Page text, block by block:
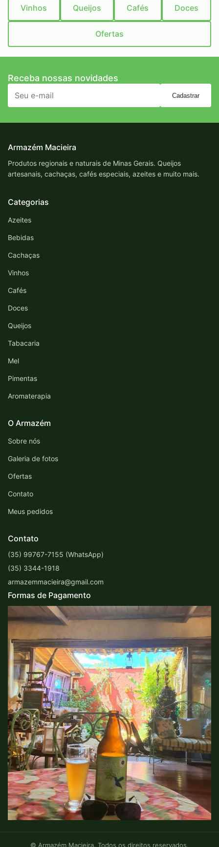
Vinhos Queijos Cafés Doces
Ofertas
Receba nossas novidades
Cadastrar
Armazém Macieira
Produtos regionais e naturais de Minas Gerais. Queijos
artesanais, cachaças, cafés especiais, azeites e muito mais.
Categorias
Azeites
Bebidas
Cachaças
Vinhos
Cafés
Doces
Queijos
Tabacaria
Mel
Pimentas
Aromaterapia
O Armazém
Sobre nós
Galeria de fotos
Ofertas
Contato
Meus pedidos
Contato
(35) 99767-7155 (WhatsApp)
(35) 3344-1918
armazemmacieira@gmail.com
Formas de Pagamento
© Armazém Macieira. Todos os direitos reservados.